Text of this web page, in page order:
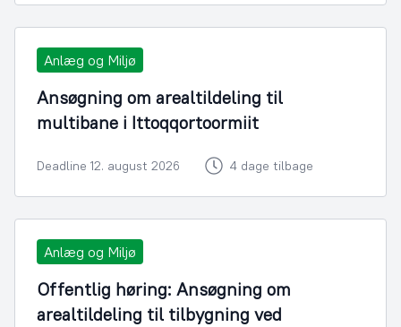
Anlæg og Miljø
Ansøgning om arealtildeling til
multibane i Ittoqqortoormiit
Deadline 12. august 2026 4 dage tilbage
Anlæg og Miljø
Offentlig høring: Ansøgning om
arealtildeling til tilbygning ved